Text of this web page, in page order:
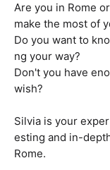
Are you in Rome
make the most of
Do you want to
ng your way?
Don't you have
wish?
Silvia is your
esting and in-
Rome.